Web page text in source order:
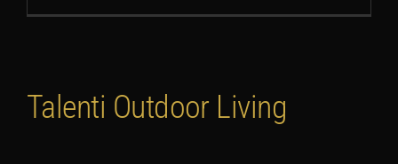
Talenti Outdoor Living